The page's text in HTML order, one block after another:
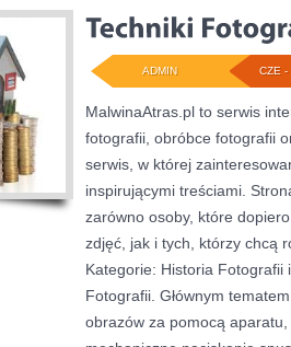
CZE -
ADMIN
MalwinaAtras.pl to serwis
fotografii, obróbce fotografii
serwis, w której
inspirującymi treściami.
zarówno osoby, które
zdjęć, jak i tych, którzy chcą
Kategorie: Historia Fotografii
Fotografii. Głównym
obrazów za pomocą